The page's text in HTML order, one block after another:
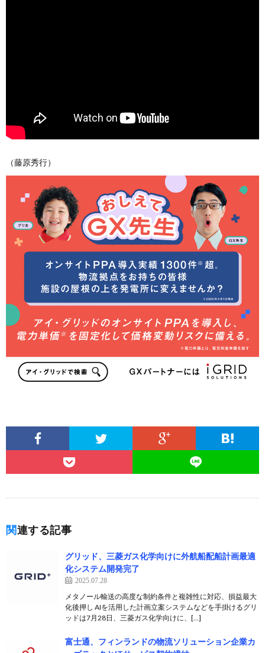
（藤原秀行）
関連する記事
グリッド、三菱ガス化学向けに外航船配船計画最適
化システム開発完了
2025.07.28
メタノール輸送の高度な制約条件と複雑性に対応、損益最大
化後押し AIを活用した計画立案システムなどを手掛けるグリ
ッドは7月28日、三菱ガス化学向けに、[…]
富士通、フィンランドの物流ソリューション企業カ